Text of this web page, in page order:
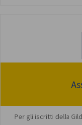
Per gli iscritti della